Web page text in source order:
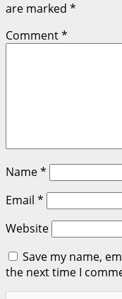
are marked *
Comment*
Name*
Email *
Website
Save my name,
the next time I